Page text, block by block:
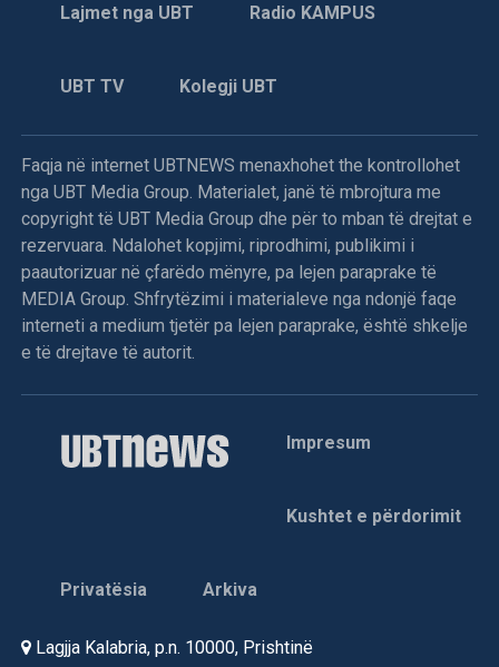
Lajmet nga UBT Radio KAMPUS
UBT TV Kolegji UBT
Faqja në internet UBTNEWS menaxhohet the kontrollohet
nga UBT Media Group. Materialet, janë të mbrojtura me
copyright të UBT Media Group dhe për to mban të drejtat e
rezervuara. Ndalohet kopjimi, riprodhimi, publikimi i
paautorizuar në çfarëdo mënyre, pa lejen paraprake të
MEDIA Group. Shfrytëzimi i materialeve nga ndonjë faqe
interneti a medium tjetër pa lejen paraprake, është shkelje
e të drejtave të autorit.
Impresum
Kushtet e përdorimit
Privatësia Arkiva
Lagjja Kalabria, p.n. 10000, Prishtinë